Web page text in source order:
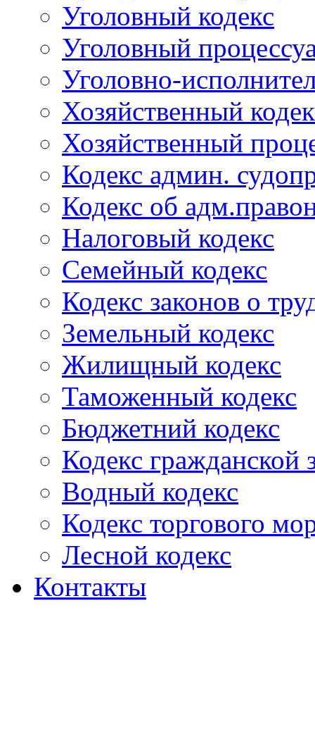
Уголовный кодекс
Уголовный
Уголовно-
Хозяйственный
Хозяйственный
Кодекс админ.
Кодекс об
Налоговый кодекс
Семейный кодекс
Кодекс законов о
Земельный кодекс
Жилищный кодекс
Таможенный кодекс
Бюджетний кодекс
Кодекс гражданской
Водный кодекс
Кодекс торгового
Лесной кодекс
Контакты